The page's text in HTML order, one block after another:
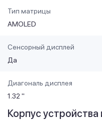
Тип матрицы
AMOLED
Сенсорный дисплей
Да
Диагональ дисплея
1.32 "
Корпус устройства